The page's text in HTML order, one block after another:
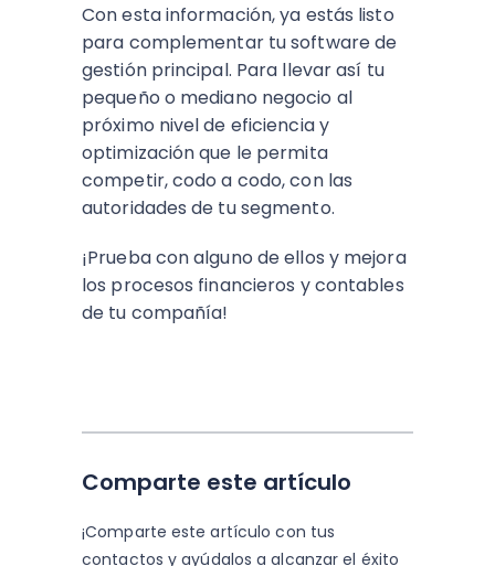
Con esta información, ya estás listo
para complementar tu software de
gestión principal. Para llevar así tu
pequeño o mediano negocio al
próximo nivel de eficiencia y
optimización que le permita
competir, codo a codo, con las
autoridades de tu segmento.
¡Prueba con alguno de ellos y mejora
los procesos financieros y contables
de tu compañía!
Comparte este artículo
¡Comparte este artículo con tus
contactos y ayúdalos a alcanzar el éxito